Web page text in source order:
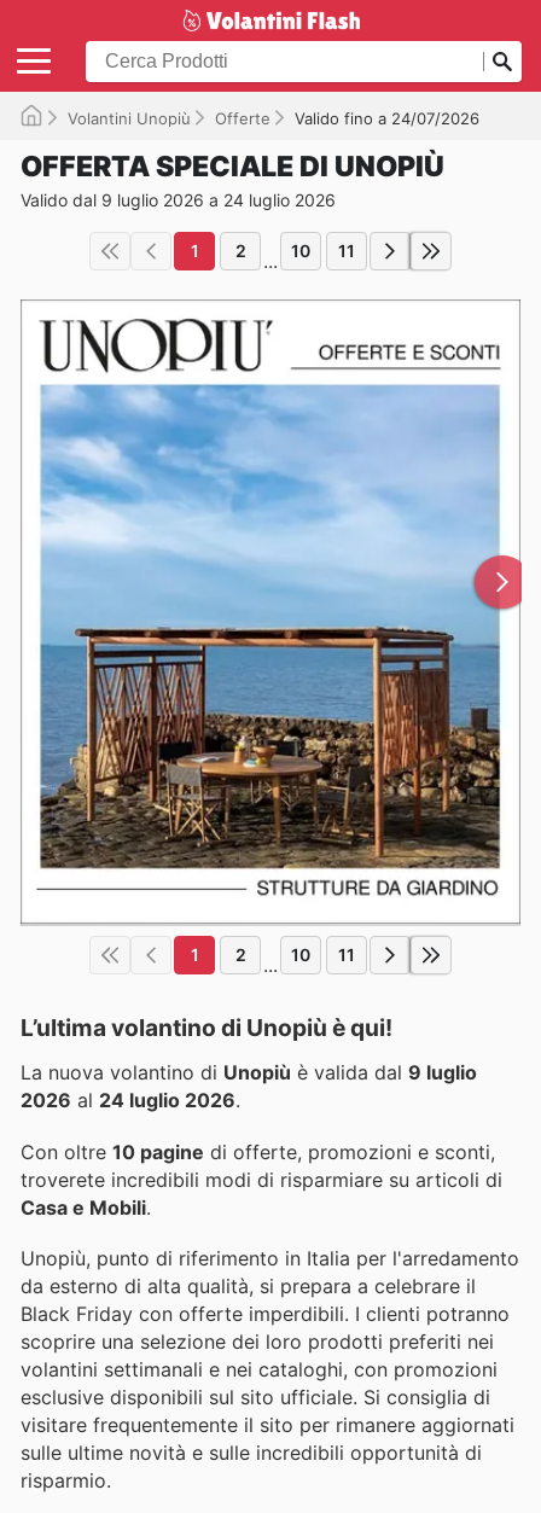
Volantini Unopiù Offerte Valido fino a 24/07/2026
OFFERTA SPECIALE DI UNOPIÙ
Valido dal 9 luglio 2026 a 24 luglio 2026
1 2 ... 10 11
1 2 ... 10 11
L’ultima volantino di Unopiù è qui!
La nuova volantino di Unopiù è valida dal 9 luglio
2026 al 24 luglio 2026.
Con oltre 10 pagine di offerte, promozioni e sconti,
troverete incredibili modi di risparmiare su articoli di
Casa e Mobili.
Unopiù, punto di riferimento in Italia per l'arredamento
da esterno di alta qualità, si prepara a celebrare il
Black Friday con offerte imperdibili. I clienti potranno
scoprire una selezione dei loro prodotti preferiti nei
volantini settimanali e nei cataloghi, con promozioni
esclusive disponibili sul sito ufficiale. Si consiglia di
visitare frequentemente il sito per rimanere aggiornati
sulle ultime novità e sulle incredibili opportunità di
risparmio.